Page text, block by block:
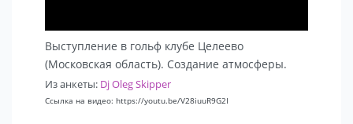
Выступление в гольф клубе Целеево
(Московская область). Создание атмосферы.
Из анкеты: Dj Oleg Skipper
Ссылка на видео: https://youtu.be/V28iuuR9G2I